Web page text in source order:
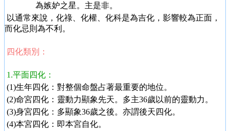
為嫉妒之星。主是非。
以通常來說，化祿、化權、化科是為吉化，影響較為正面，
而化忌則為不利。
四化類別：
1.平面四化：
(1)生年四化：對整個命盤占著最重要的地位。
(2)命宮四化：靈動力顯象先天。多主36歲以前的靈動力。
(3)身宮四化：多顯象36歲之後。亦謂後天四化。
(4)本宮四化：即本宮自化。